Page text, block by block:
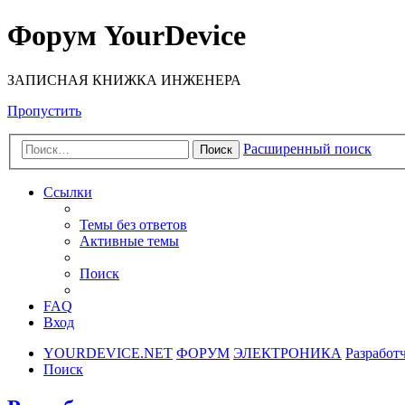
Форум YourDevice
ЗАПИСНАЯ КНИЖКА ИНЖЕНЕРА
Пропустить
Поиск Расширенный поиск
Ссылки
Темы без ответов
Активные темы
Поиск
FAQ
Вход
YOURDEVICE.NET ФОРУМ ЭЛЕКТРОНИКА
Поиск